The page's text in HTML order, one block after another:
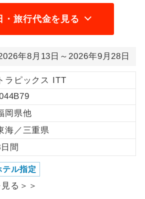
・旅行代金を見る
年8月13日～2026年9月28日
トラピックス ITT
岡県他
海／三重県
間
テル指定
る＞＞
す。
す。